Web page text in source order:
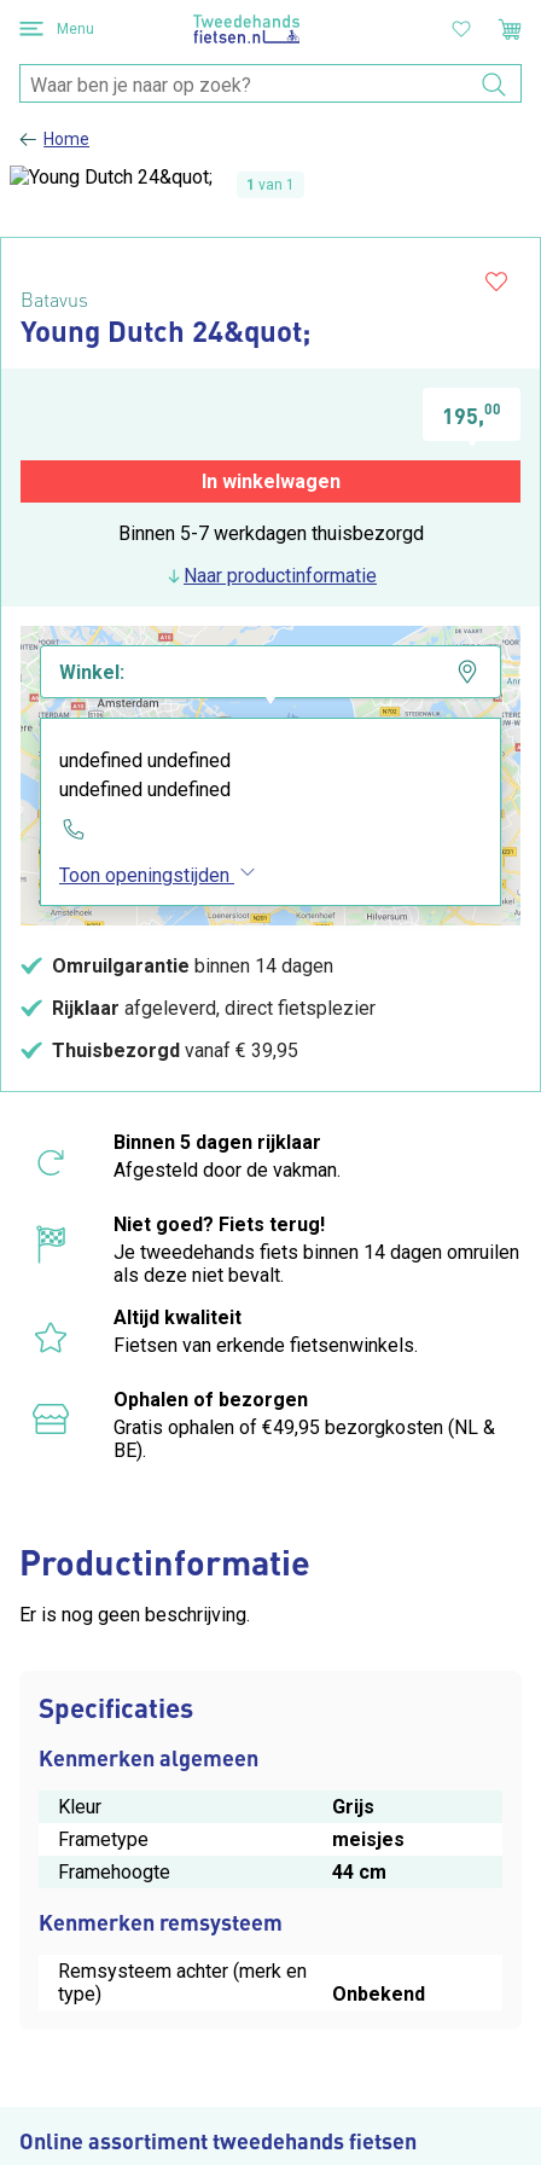
Menu
Home
1 van 1
Productinformatie
Er is nog geen beschrijving.
Specificaties
Kenmerken algemeen
Kleur
Grijs
Frametype
meisjes
Framehoogte
44 cm
Kenmerken remsysteem
Remsysteem achter (merk en
type)
Onbekend
Batavus
Young Dutch 24&quot;
195,00
In winkelwagen
Binnen 5-7 werkdagen thuisbezorgd
Naar productinformatie
Winkel:
undefined undefined
undefined undefined
Toon openingstijden
Omruilgarantie binnen 14 dagen
Rijklaar afgeleverd, direct fietsplezier
Thuisbezorgd vanaf € 39,95
Binnen 5 dagen rijklaar
Afgesteld door de vakman.
Niet goed? Fiets terug!
Je tweedehands fiets binnen 14 dagen omruilen
als deze niet bevalt.
Altijd kwaliteit
Fietsen van erkende fietsenwinkels.
Ophalen of bezorgen
Gratis ophalen of €49,95 bezorgkosten (NL &
BE).
Online assortiment tweedehands fietsen